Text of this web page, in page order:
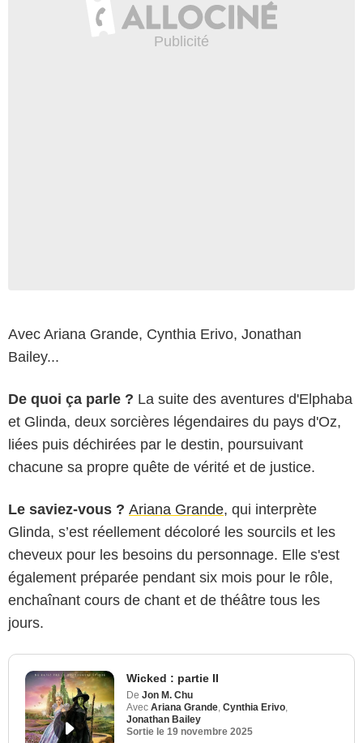
Avec Ariana Grande, Cynthia Erivo, Jonathan
Bailey...
De quoi ça parle ? La suite des aventures d'Elphaba
et Glinda, deux sorcières légendaires du pays d'Oz,
liées puis déchirées par le destin, poursuivant
chacune sa propre quête de vérité et de justice.
Le saviez-vous ? Ariana Grande, qui interprète
Glinda, s’est réellement décoloré les sourcils et les
cheveux pour les besoins du personnage. Elle s'est
également préparée pendant six mois pour le rôle,
enchaînant cours de chant et de théâtre tous les
jours.
Wicked : partie II
De Jon M. Chu
Avec Ariana Grande Cynthia Erivo
Jonathan Bailey
Sortie le 19 novembre 2025